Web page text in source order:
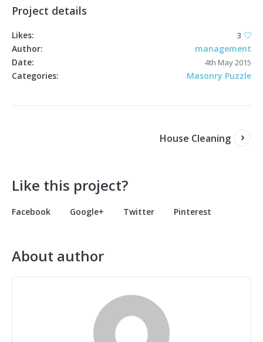
Project details
Likes: 3
Author:
management
Date:
4th May 2015
Categories: Masonry Puzzle
House Cleaning
Like this project?
Facebook Google+ Twitter Pinterest
About author